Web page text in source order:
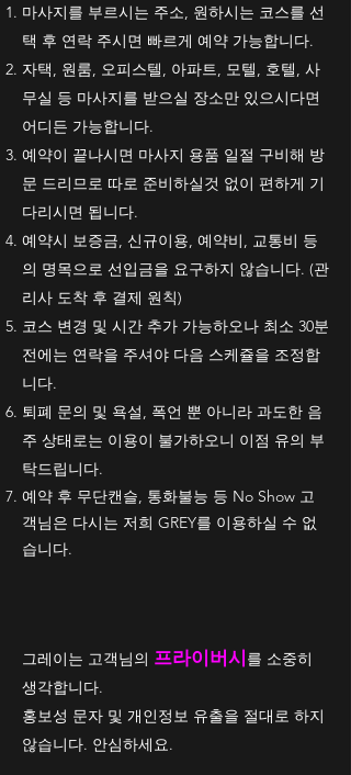
마사지를 부르시는 주소, 원하시는 코스를 선
택 후 연락 주시면 빠르게 예약 가능합니다.
자택, 원룸, 오피스텔, 아파트, 모텔, 호텔, 사
무실 등 마사지를 받으실 장소만 있으시다면
어디든 가능합니다.
예약이 끝나시면 마사지 용품 일절 구비해 방
문 드리므로 따로 준비하실것 없이 편하게 기
다리시면 됩니다.
예약시 보증금, 신규이용, 예약비, 교통비 등
의 명목으로 선입금을 요구하지 않습니다. (관
리사 도착 후 결제 원칙)
코스 변경 및 시간 추가 가능하오나 최소 30분
전에는 연락을 주셔야 다음 스케쥴을 조정합
니다.
퇴폐 문의 및 욕설, 폭언 뿐 아니라 과도한 음
주 상태로는 이용이 불가하오니 이점 유의 부
탁드립니다.
​예약 후 무단캔슬, 통화불능 등 No Show 고
객님은 다시는 저희 GREY를 이용하실 수 없
습니다.
그레이는 고객님의 프라이버시를 소중히
생각합니다.
홍보성 문자 및 개인정보 유출을 절대로 하지
않습니다. 안심하세요.